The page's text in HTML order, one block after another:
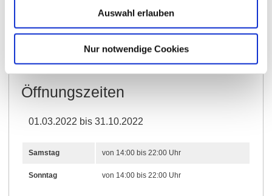
Auswahl erlauben
Nur notwendige Cookies
Weitere Infos & Downloads
Öffnungszeiten
01.03.2022 bis 31.10.2022
Samstag von 14:00 bis 22:00 Uhr
Sonntag von 14:00 bis 22:00 Uhr